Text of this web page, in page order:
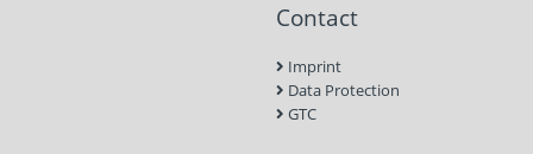
Contact
Imprint
Data Protection
GTC